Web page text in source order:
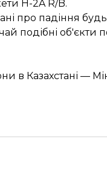
H-2A R/B.
про падіння
подібні
в Казахстані —